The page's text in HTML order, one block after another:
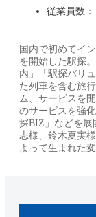
従業員数：
国内で初めてイ
を開始した駅探
内」「駅探バリ
た列車を含む旅
ム、サービスを
のサービスを強
探BIZ」などを展
志様、鈴木夏実
よって生まれた